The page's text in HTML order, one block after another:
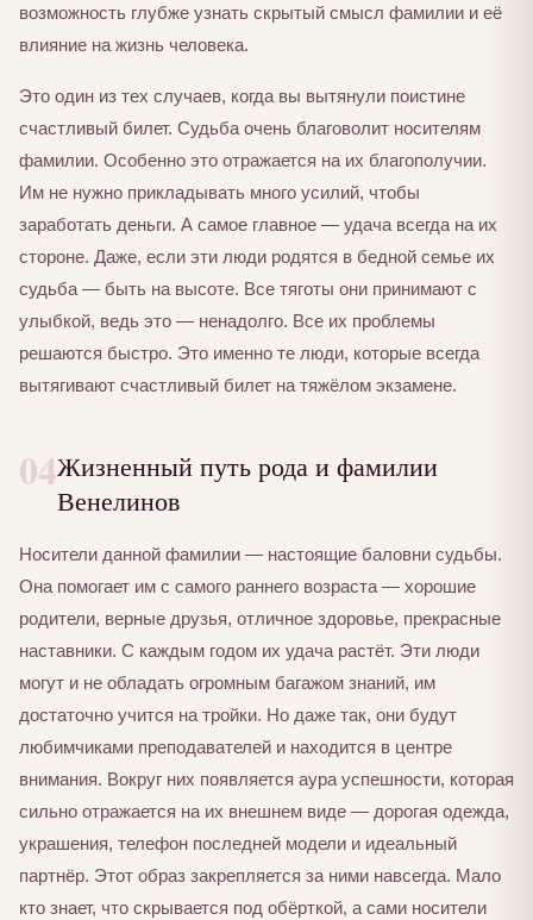
возможность глубже узнать скрытый смысл фамилии и её
влияние на жизнь человека.
Это один из тех случаев, когда вы вытянули поистине
счастливый билет. Судьба очень благоволит носителям
фамилии. Особенно это отражается на их благополучии.
Им не нужно прикладывать много усилий, чтобы
заработать деньги. А самое главное — удача всегда на их
стороне. Даже, если эти люди родятся в бедной семье их
судьба — быть на высоте. Все тяготы они принимают с
улыбкой, ведь это — ненадолго. Все их проблемы
решаются быстро. Это именно те люди, которые всегда
вытягивают счастливый билет на тяжёлом экзамене.
04Жизненный путь рода и фамилии
Венелинов
Носители данной фамилии — настоящие баловни судьбы.
Она помогает им с самого раннего возраста — хорошие
родители, верные друзья, отличное здоровье, прекрасные
наставники. С каждым годом их удача растёт. Эти люди
могут и не обладать огромным багажом знаний, им
достаточно учится на тройки. Но даже так, они будут
любимчиками преподавателей и находится в центре
внимания. Вокруг них появляется аура успешности, которая
сильно отражается на их внешнем виде — дорогая одежда,
украшения, телефон последней модели и идеальный
партнёр. Этот образ закрепляется за ними навсегда. Мало
кто знает, что скрывается под обёрткой, а сами носители